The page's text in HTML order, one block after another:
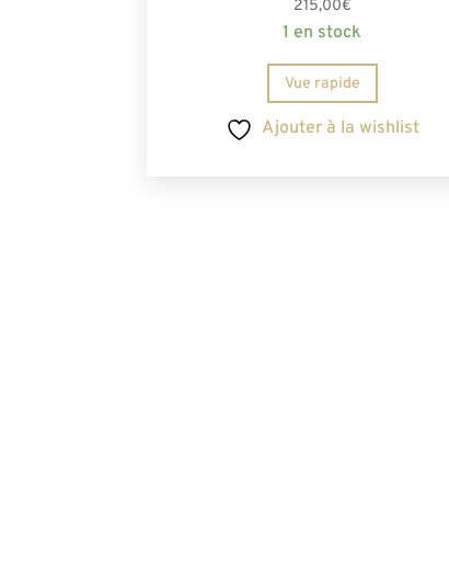
215,00€
1 en stock
Vue rapide
Ajouter à la wishlist